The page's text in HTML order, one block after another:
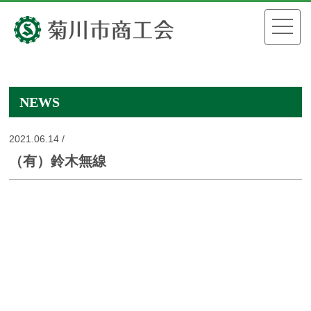
NEWS
2021.06.14 /
（有）鈴木無線